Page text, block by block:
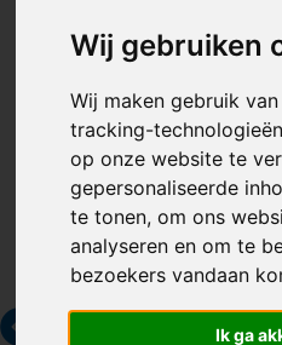
Wij gebruiken
Wij maken gebruik
tracking-
op onze website te
gepersonaliseerde
te tonen, om ons
analyseren en om te
bezoekers vandaan
Ik ga
Artikelnummer:206581